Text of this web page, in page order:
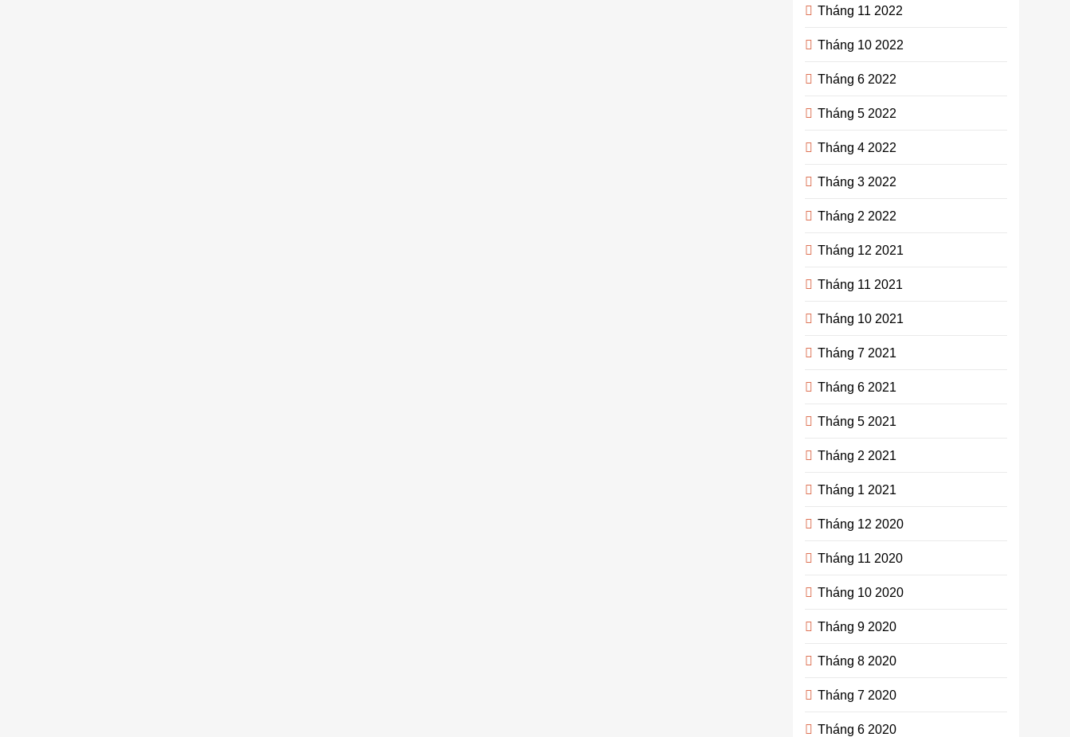
Tháng 11 2022
Tháng 10 2022
Tháng 6 2022
Tháng 5 2022
Tháng 4 2022
Tháng 3 2022
Tháng 2 2022
Tháng 12 2021
Tháng 11 2021
Tháng 10 2021
Tháng 7 2021
Tháng 6 2021
Tháng 5 2021
Tháng 2 2021
Tháng 1 2021
Tháng 12 2020
Tháng 11 2020
Tháng 10 2020
Tháng 9 2020
Tháng 8 2020
Tháng 7 2020
Tháng 6 2020